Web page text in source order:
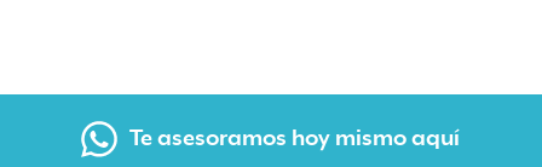
Te asesoramos hoy mismo aquí